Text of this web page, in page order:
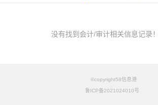
没有找到会计/审计相关信息记录！
©copyright58信息港
鲁ICP备2021024010号